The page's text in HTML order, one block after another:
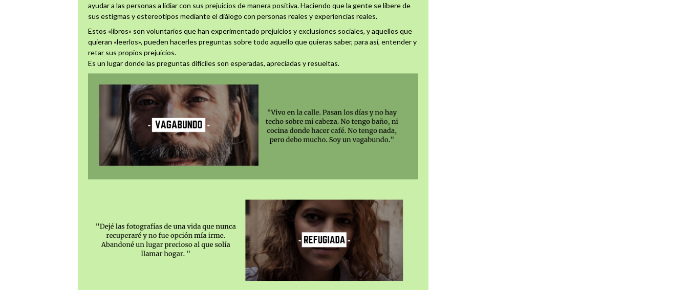
ayudar a las personas a lidiar con sus prejuicios de manera positiva. Haciendo que la gente se libere de
sus estigmas y estereotipos mediante el diálogo con personas reales y experiencias reales.
Estos «libros» son voluntarios que han experimentado prejuicios y exclusiones sociales, y aquellos que
quieran «leerlos», pueden hacerles preguntas sobre todo aquello que quieras saber, para así, entender y
retar sus propios prejuicios.
Es un lugar donde las preguntas difíciles son esperadas, apreciadas y resueltas.